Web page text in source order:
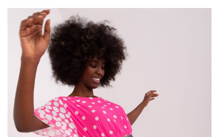
BARDZO CZĘSTO KOJARZONE ZE
ZMYSŁOWYM LOOKIEM.
Jednak nie oznacza to, że nie mogą być noszone w bardziej
codziennym wydaniu. …